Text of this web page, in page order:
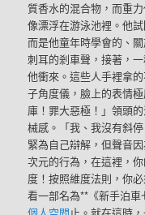
質香水的混合物，而重
像漂浮在游泳池裡。他
而是他童年時學會的、
刺耳的剎車聲，接著，
他衝來。這些人手裡拿
子角度儀，臉上的表情
庫！罪大惡極！」領頭
械感。「我、我沒有斜
緊為自己辯解，但聲音
次元的行為，在這裡，
度！按照維度法則，你
看一部名為**《新手泊